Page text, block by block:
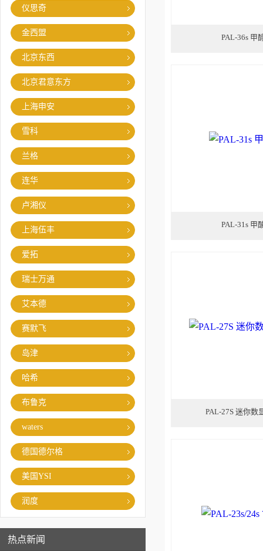
仪思奇
金西盟
北京东西
北京君意东方
上海申安
雪科
兰格
连华
卢湘仪
上海伍丰
爱拓
瑞士万通
艾本德
赛默飞
岛津
哈希
布鲁克
waters
德国德尔格
美国YSI
润度
热点新闻
PAL-36s 甲
PAL-31s 甲
PAL-27S 迷你数